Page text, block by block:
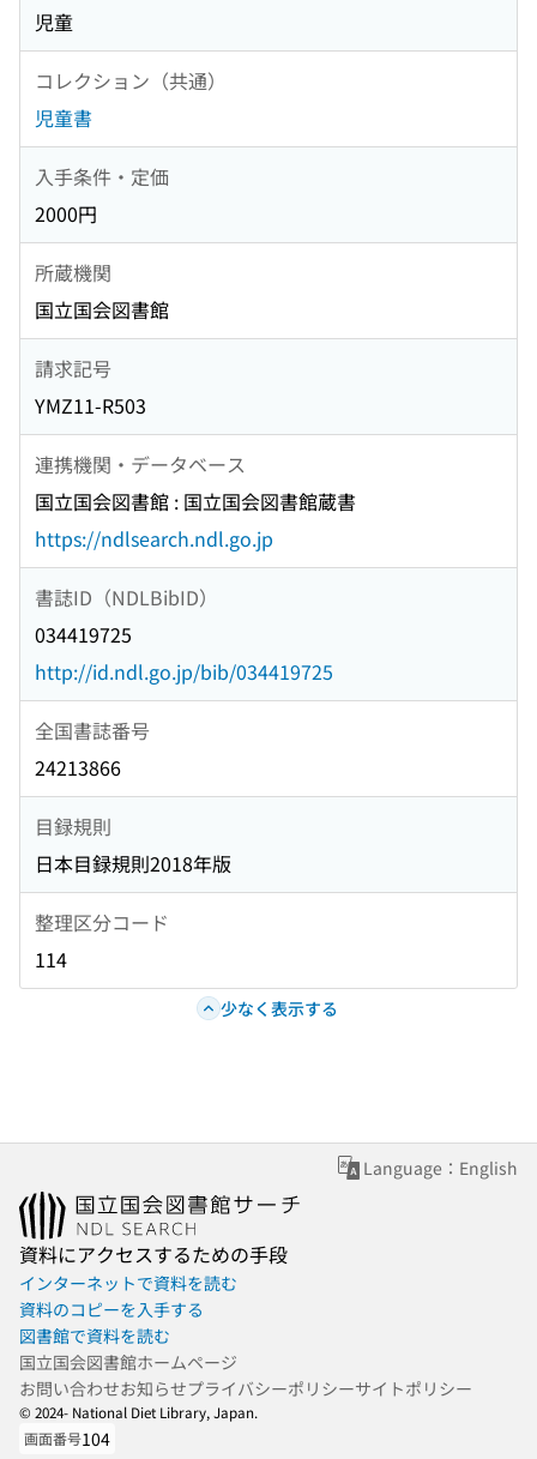
児童
コレクション（共通）
児童書
入手条件・定価
2000円
所蔵機関
国立国会図書館
請求記号
YMZ11-R503
連携機関・データベース
国立国会図書館 : 国立国会図書館蔵書
https://ndlsearch.ndl.go.jp
書誌ID（NDLBibID）
034419725
http://id.ndl.go.jp/bib/034419725
全国書誌番号
24213866
目録規則
日本目録規則2018年版
整理区分コード
114
少なく表示する
Language：English
資料にアクセスするための手段
インターネットで資料を読む
資料のコピーを入手する
図書館で資料を読む
国立国会図書館ホームページ
お問い合わせお知らせプライバシーポリシーサイトポリシー
© 2024- National Diet Library, Japan.
画面番号104